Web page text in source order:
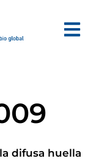
la difusa huella